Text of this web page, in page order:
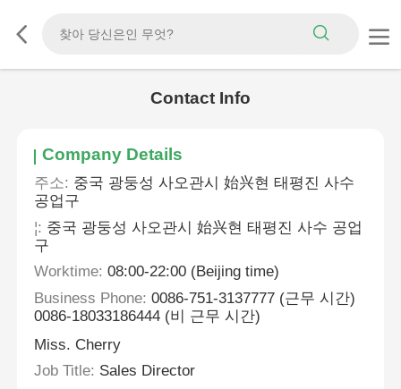
Contact Info
Company Details
주소: 중국 광둥성 사오관시 始兴현 태평진 사수
공업구
¦: 중국 광둥성 사오관시 始兴현 태평진 사수 공업
구
Worktime: 08:00-22:00 (Beijing time)
Business Phone: 0086-751-3137777 (근무 시간)
0086-18033186444 (비 근무 시간)
Miss. Cherry
Job Title: Sales Director